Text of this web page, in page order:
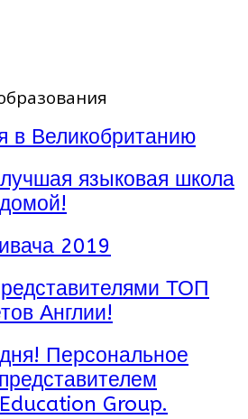
Принсес-стрит,
Эдинбургского замока и
двореца Холируд. Эдинбург
является фантастическим
посмотреть и чем заняться.
Это также идеальное место,
чтобы исследовать
Шотландии.
Cheltenham, на 50 акрах
одна из самых старых школ
в Англии со старинной
в Великобританию
языковая школа
2019
ТОП
Англии!
Персональное
Group.